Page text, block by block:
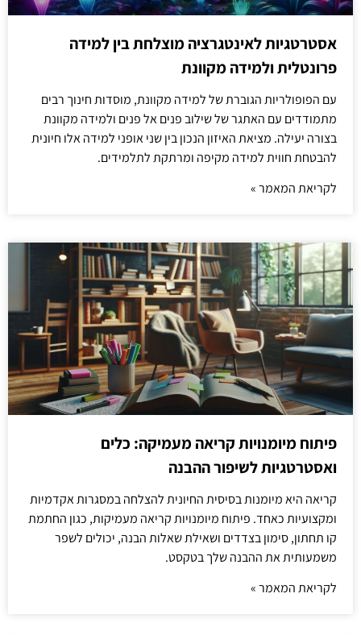
אסטרטגיות לאינטגרציה מוצלחת בין למידה
פרונטלית ולמידה מקוונת
עם הפופולריות הגוברת של למידה מקוונת, מוסדות חינוך רבים
מתמודדים עם האתגר של שילוב פנים אל פנים ולמידה מקוונת
בצורה יעילה. מציאת האיזון הנכון בין שני אופני למידה אלו חיונית
להבטחת חווית למידה מקיפה ומרתקת לתלמידים.
לקריאת המאמר »
פיתוח מיומנויות קריאה מעמיקה: כלים
ואסטרטגיות לשיפור ההבנה
קריאה היא מיומנות בסיסית החיונית להצלחה במסגרות אקדמיות
ומקצועיות כאחד. פיתוח מיומנויות קריאה מעמיקות, כגון החתמת
קו תחתון, סימון בצדדים ושאילת שאלות הבנה, יכולים לשפר
משמעותית את ההבנה שלך בטקסט.
לקריאת המאמר »